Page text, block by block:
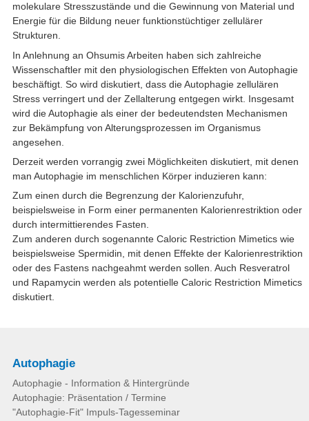
molekulare Stresszustände und die Gewinnung von Material und
Energie für die Bildung neuer funktionstüchtiger zellulärer
Strukturen.
In Anlehnung an Ohsumis Arbeiten haben sich zahlreiche
Wissenschaftler mit den physiologischen Effekten von Autophagie
beschäftigt. So wird diskutiert, dass die Autophagie zellulären
Stress verringert und der Zellalterung entgegen wirkt. Insgesamt
wird die Autophagie als einer der bedeutendsten Mechanismen
zur Bekämpfung von Alterungsprozessen im Organismus
angesehen.
Derzeit werden vorrangig zwei Möglichkeiten diskutiert, mit denen
man Autophagie im menschlichen Körper induzieren kann:
Zum einen durch die Begrenzung der Kalorienzufuhr,
beispielsweise in Form einer permanenten Kalorienrestriktion oder
durch intermittierendes Fasten.
Zum anderen durch sogenannte Caloric Restriction Mimetics wie
beispielsweise Spermidin, mit denen Effekte der Kalorienrestriktion
oder des Fastens nachgeahmt werden sollen. Auch Resveratrol
und Rapamycin werden als potentielle Caloric Restriction Mimetics
diskutiert.
Autophagie
Autophagie - Information & Hintergründe
Autophagie: Präsentation / Termine
"Autophagie-Fit" Impuls-Tagesseminar